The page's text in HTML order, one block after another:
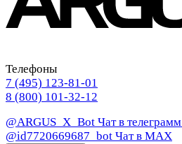
Телефоны
7 (495) 123-81-01
8 (800) 101-32-12
@ARGUS_X_Bot Чат в телеграмм
@id7720669687_bot Чат в МАХ